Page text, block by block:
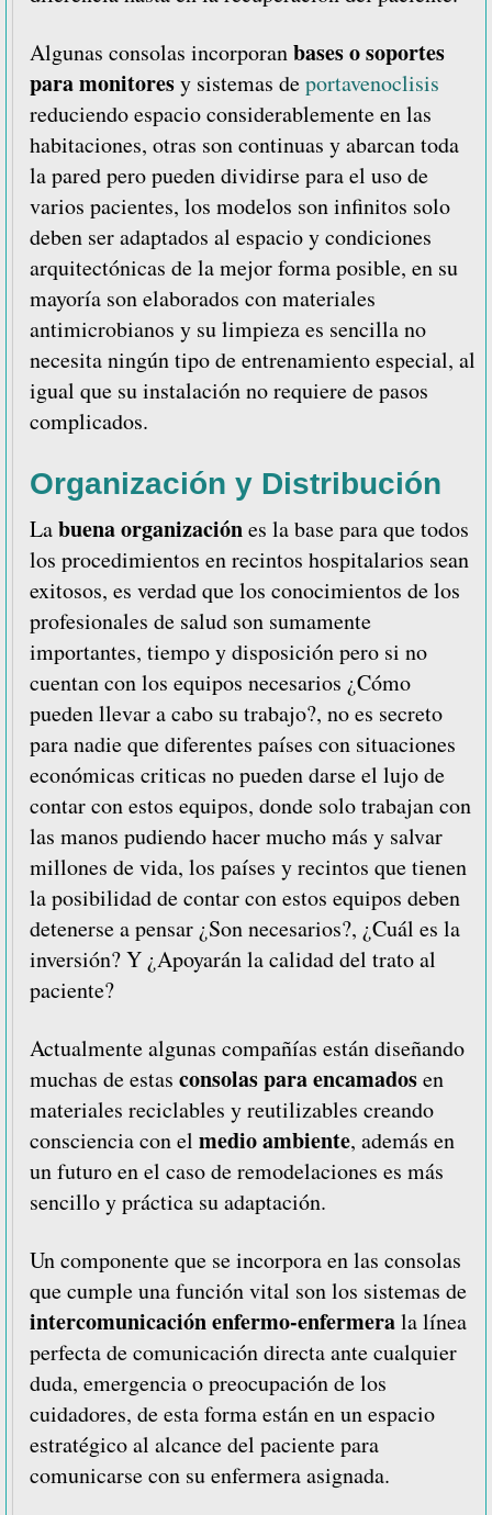
Algunas consolas incorporanbases o soportes
para monitoresy sistemas deportavenoclisis
reduciendo espacio considerablemente en las
habitaciones, otras son continuas y abarcan toda
la pared pero pueden dividirse para el uso de
varios pacientes, los modelos son infinitos solo
deben ser adaptados al espacio y condiciones
arquitectónicas de la mejor forma posible, en su
mayoría son elaborados con materiales
antimicrobianos y su limpieza es sencilla no
necesita ningún tipo de entrenamiento especial, al
igual que su instalación no requiere de pasos
complicados.
Organización y Distribución
Labuena organizaciónes la base para que todos
los procedimientos en recintos hospitalarios sean
exitosos, es verdad que los conocimientos de los
profesionales de salud son sumamente
importantes, tiempo y disposición pero si no
cuentan con los equipos necesarios ¿Cómo
pueden llevar a cabo su trabajo?, no es secreto
para nadie que diferentes países con situaciones
económicas criticas no pueden darse el lujo de
contar con estos equipos, donde solo trabajan con
las manos pudiendo hacer mucho más y salvar
millones de vida, los países y recintos que tienen
la posibilidad de contar con estos equipos deben
detenerse a pensar ¿Son necesarios?, ¿Cuál es la
inversión? Y ¿Apoyarán la calidad del trato al
paciente?
Actualmente algunas compañías están diseñando
muchas de estas consolas para encamadosen
materiales reciclables y reutilizables creando
consciencia con el medio ambiente, además en
un futuro en el caso de remodelaciones es más
sencillo y práctica su adaptación.
Un componente que se incorpora en las consolas
que cumple una función vital son los sistemas de
intercomunicación enfermo-enfermerala línea
perfecta de comunicación directa ante cualquier
duda, emergencia o preocupación de los
cuidadores, de esta forma están en un espacio
estratégico al alcance del paciente para
comunicarse con su enfermera asignada.